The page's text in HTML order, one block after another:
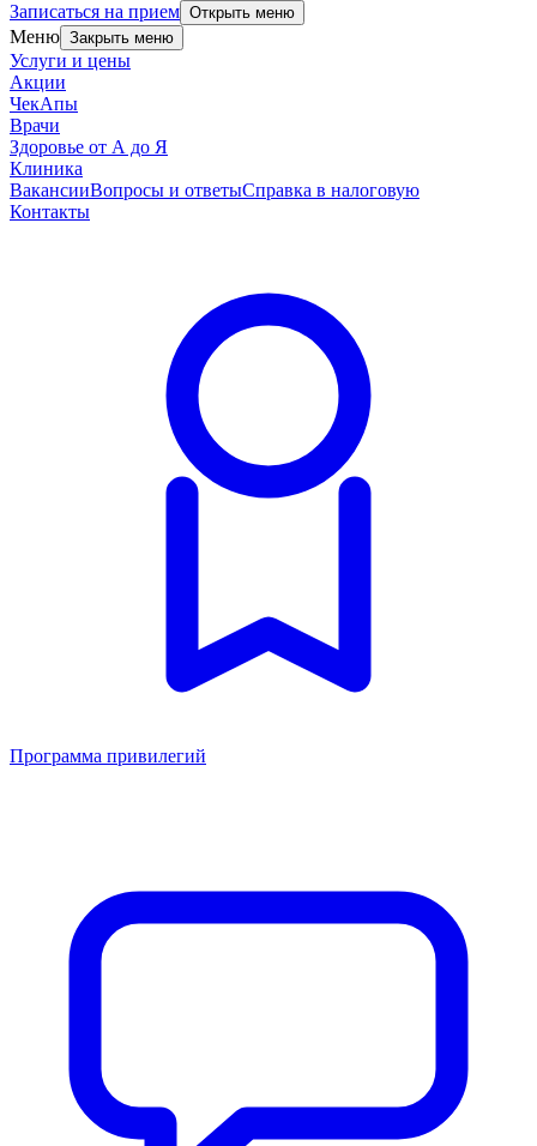
Записаться на прием Открыть меню
Меню Закрыть меню
Услуги и цены
Акции
ЧекАпы
Врачи
Здоровье от А до Я
Клиника
ВакансииВопросы и ответыСправка в налоговую
Контакты
Программа привилегий